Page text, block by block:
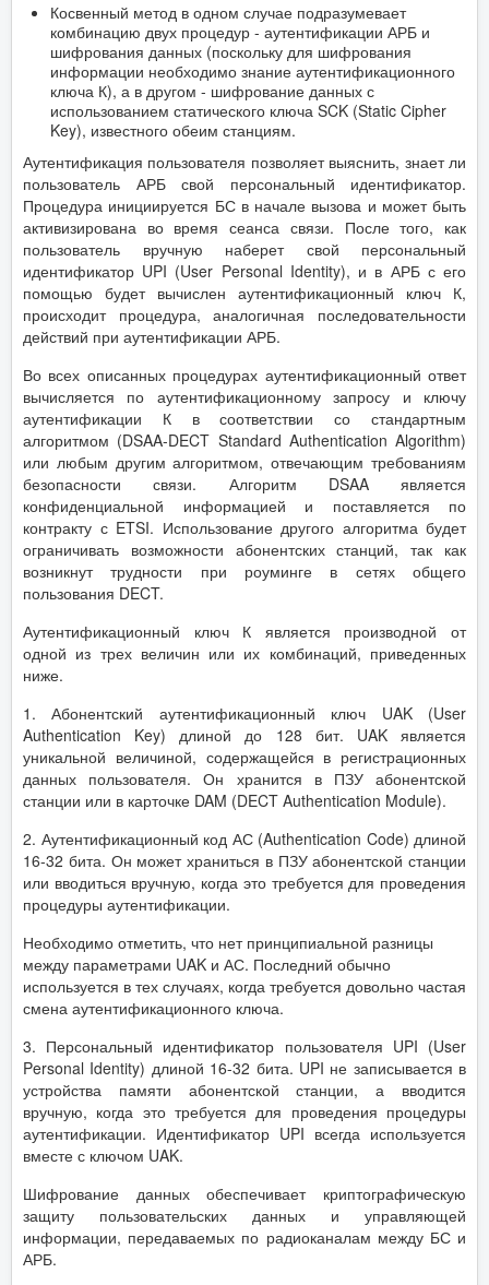
Косвенный метод в одном случае подразумевает
комбинацию двух процедур - аутентификации АРБ и
шифрования данных (поскольку для шифрования
информации необходимо знание аутентификационного
ключа К), а в другом - шифрование данных с
использованием статического ключа SCK (Static Cipher
Key), известного обеим станциям.
Аутентификация пользователя позволяет выяснить, знает ли
пользователь АРБ свой персональный идентификатор.
Процедура инициируется БС в начале вызова и может быть
активизирована во время сеанса связи. После того, как
пользователь вручную наберет свой персональный
идентификатор UPI (User Personal Identity), и в АРБ с его
помощью будет вычислен аутентификационный ключ К,
происходит процедура, аналогичная последовательности
действий при аутентификации АРБ.
Во всех описанных процедурах аутентификационный ответ
вычисляется по аутентификационному запросу и ключу
аутентификации К в соответствии со стандартным
алгоритмом (DSAA-DECT Standard Authentication Algorithm)
или любым другим алгоритмом, отвечающим требованиям
безопасности связи. Алгоритм DSAA является
конфиденциальной информацией и поставляется по
контракту с ETSI. Использование другого алгоритма будет
ограничивать возможности абонентских станций, так как
возникнут трудности при роуминге в сетях общего
пользования DECT.
Аутентификационный ключ К является производной от
одной из трех величин или их комбинаций, приведенных
ниже.
1. Абонентский аутентификационный ключ UAK (User
Authentication Key) длиной до 128 бит. UAK является
уникальной величиной, содержащейся в регистрационных
данных пользователя. Он хранится в ПЗУ абонентской
станции или в карточке DAM (DECT Authentication Module).
2. Аутентификационный код АС (Authentication Code) длиной
16-32 бита. Он может храниться в ПЗУ абонентской станции
или вводиться вручную, когда это требуется для проведения
процедуры аутентификации.
Необходимо отметить, что нет принципиальной разницы
между параметрами UAK и АС. Последний обычно
используется в тех случаях, когда требуется довольно частая
смена аутентификационного ключа.
3. Персональный идентификатор пользователя UPI (User
Personal Identity) длиной 16-32 бита. UPI не записывается в
устройства памяти абонентской станции, а вводится
вручную, когда это требуется для проведения процедуры
аутентификации. Идентификатор UPI всегда используется
вместе с ключом UAK.
Шифрование данных обеспечивает криптографическую
защиту пользовательских данных и управляющей
информации, передаваемых по радиоканалам между БС и
АРБ.